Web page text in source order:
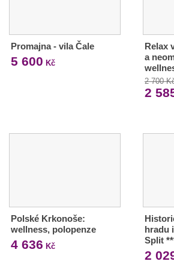
Promajna - vila Čale
5 600 Kč
Relax
a
2 700
2
Polské Krkonoše:
wellness, polopenze
4 636 Kč
hradu
Split
2